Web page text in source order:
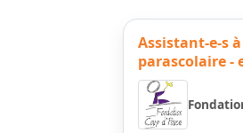
Assistant-e-s
parascolaire -